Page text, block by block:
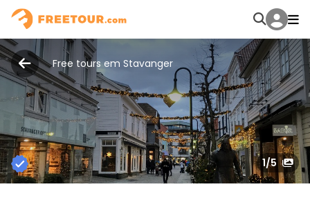
Free tours em Stavanger
1/5